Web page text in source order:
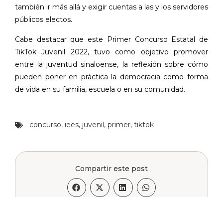
también ir más allá y exigir cuentas a las y los servidores
públicos electos.
Cabe destacar que este Primer Concurso Estatal de
TikTok Juvenil 2022, tuvo como objetivo promover
entre la juventud sinaloense, la reflexión sobre cómo
pueden poner en práctica la democracia como forma
de vida en su familia, escuela o en su comunidad.
concurso, iees, juvenil, primer, tiktok
Compartir este post